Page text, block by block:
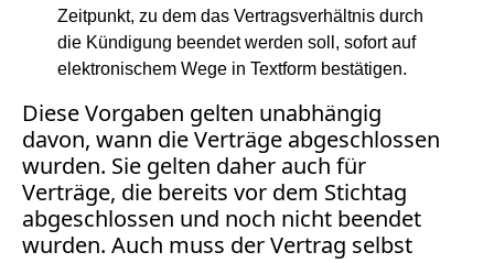
Zeitpunkt, zu dem das Vertragsverhältnis durch
die Kündigung beendet werden soll, sofort auf
elektronischem Wege in Textform bestätigen.
Diese Vorgaben gelten unabhängig
davon, wann die Verträge abgeschlossen
wurden. Sie gelten daher auch für
Verträge, die bereits vor dem Stichtag
abgeschlossen und noch nicht beendet
wurden. Auch muss der Vertrag selbst
Fotorecht
Google
Haftung
Instagram
Internetrecht
Markenrecht
Meinungsfreiheit
Persönlichkeitsrecht